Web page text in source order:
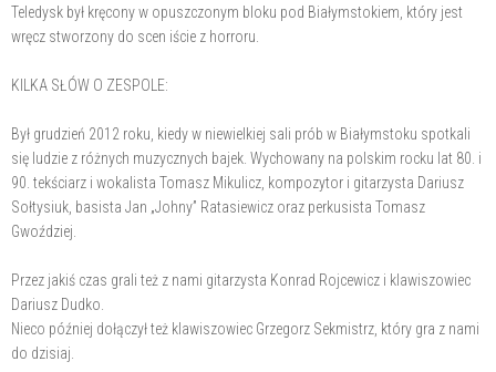
Teledysk był kręcony w opuszczonym bloku pod Białymstokiem, który jest
wręcz stworzony do scen iście z horroru.
KILKA SŁÓW O ZESPOLE:
Był grudzień 2012 roku, kiedy w niewielkiej sali prób w Białymstoku spotkali
się ludzie z różnych muzycznych bajek. Wychowany na polskim rocku lat 80. i
90. tekściarz i wokalista Tomasz Mikulicz, kompozytor i gitarzysta Dariusz
Sołtysiuk, basista Jan „Johny” Ratasiewicz oraz perkusista Tomasz
Gwoździej.
Przez jakiś czas grali też z nami gitarzysta Konrad Rojcewicz i klawiszowiec
Dariusz Dudko.
Nieco później dołączył też klawiszowiec Grzegorz Sekmistrz, który gra z nami
do dzisiaj.